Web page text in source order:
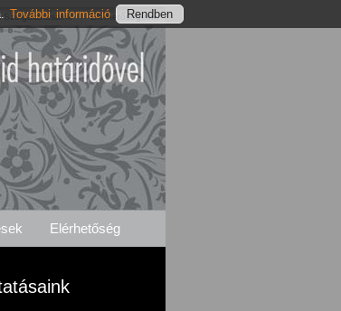
Szolgáltatásaink Elérhetőségeink
Elérhetőség
További információ